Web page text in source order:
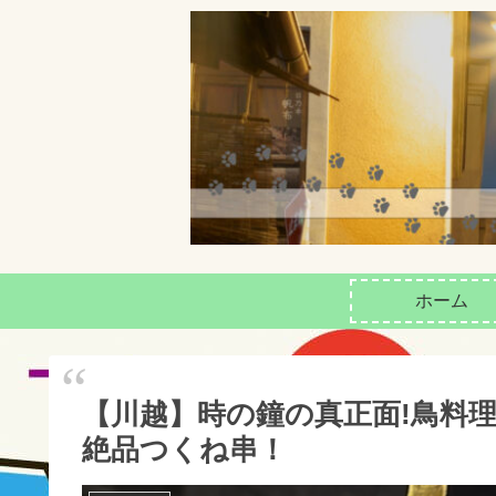
ホーム
【川越】時の鐘の真正面!鳥料
絶品つくね串！